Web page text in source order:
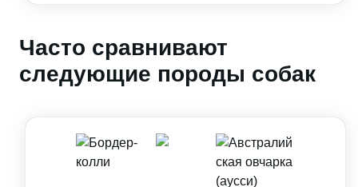
Часто сравнивают
следующие породы собак